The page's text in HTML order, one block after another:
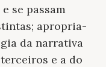
se passam
apropria-
da narrativa
e a do